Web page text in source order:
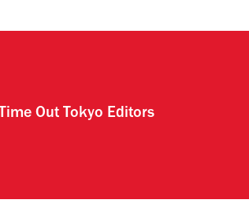
Time Out Tokyo Editors